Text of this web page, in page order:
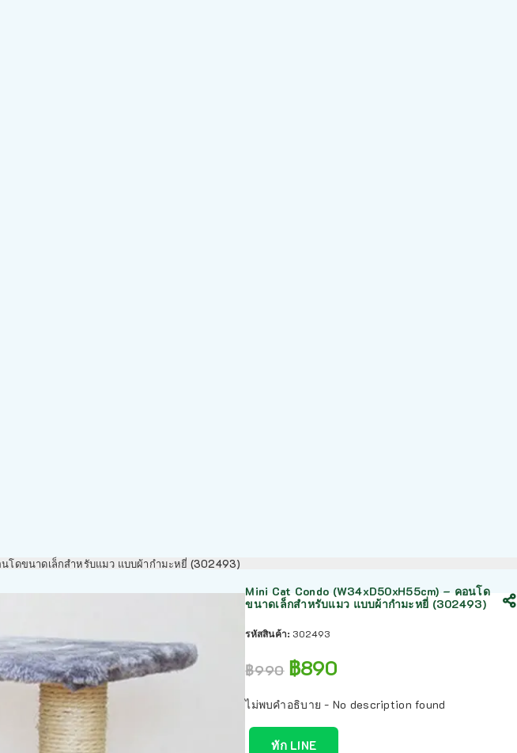
นโดขนาดเล็กสำหรับแมว แบบผ้ากำมะหยี่ (302493)
Mini Cat Condo (W34xD50xH55cm) – คอนโด
ขนาดเล็กสำหรับแมว แบบผ้ากำมะหยี่ (302493)
รหัสสินค้า: 302493
฿990 ฿890
ไม่พบคำอธิบาย - No description found
ทัก LINE